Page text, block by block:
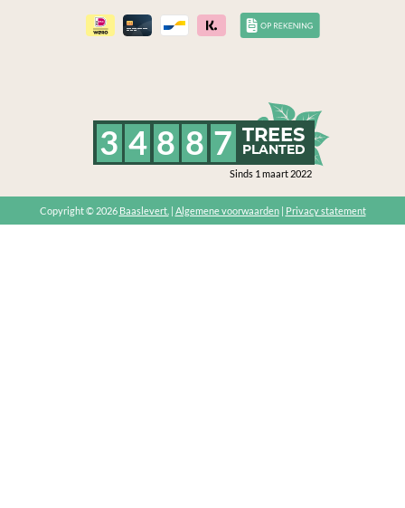
3 4 8 8 7 TREES
PLANTED
Sinds 1 maart 2022
Copyright © 2026 Baaslevert. Algemene voorwaarden| Privacy statement